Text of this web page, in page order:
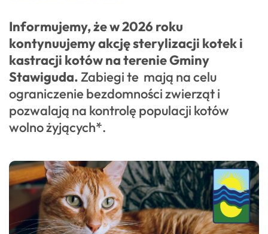
Informujemy, że w 2026 roku
kontynuujemy akcję sterylizacji kotek i
kastracji kotów na terenie Gminy
Stawiguda.Zabiegi te mają na celu
ograniczenie bezdomności zwierząt i
pozwalają na kontrolę populacji kotów
wolno żyjących*.